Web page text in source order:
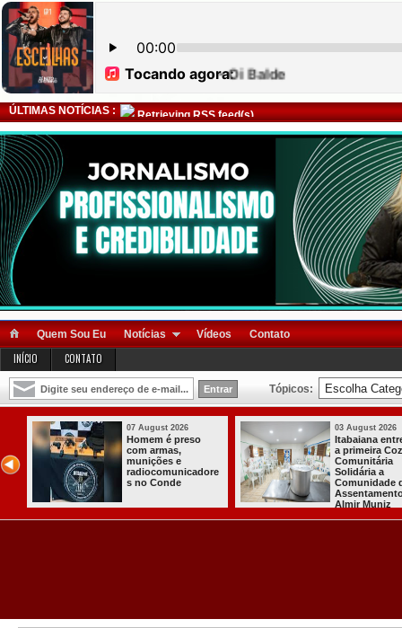
ÚLTIMAS NOTÍCIAS : Retrieving RSS feed(s)
Quem Sou Eu Notícias Vídeos Contato
INÍCIO CONTATO
Tópicos:
07 August 2026
Homem é preso
com armas,
munições e
radiocomunicadore
s no Conde
03 August 2026
Itabaiana
a primeira
Comunitária
Solidária a
Comunidade
Almir Muniz